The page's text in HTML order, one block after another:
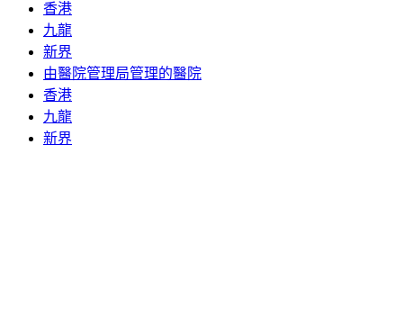
香港
九龍
新界
由醫院管理局管理的醫院
香港
九龍
新界